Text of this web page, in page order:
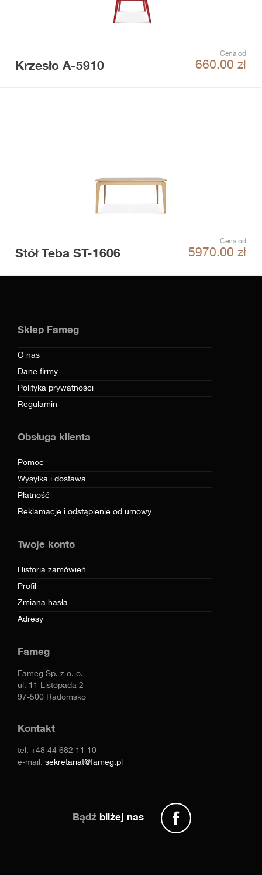
Krzesło A-5910
Cena od
660.00 zł
Stół Teba ST-1606
Cena od
5970.00 zł
Sklep Fameg
O nas
Dane firmy
Polityka prywatności
Regulamin
Obsługa klienta
Pomoc
Wysyłka i dostawa
Płatność
Reklamacje i odstąpienie od umowy
Twoje konto
Historia zamówień
Profil
Zmiana hasła
Adresy
Fameg
Fameg Sp. z o. o.
ul. 11 Listopada 2
97-500 Radomsko
Kontakt
tel. +48 44 682 11 10
e-mail. sekretariat@fameg.pl
Bądź bliżej nas